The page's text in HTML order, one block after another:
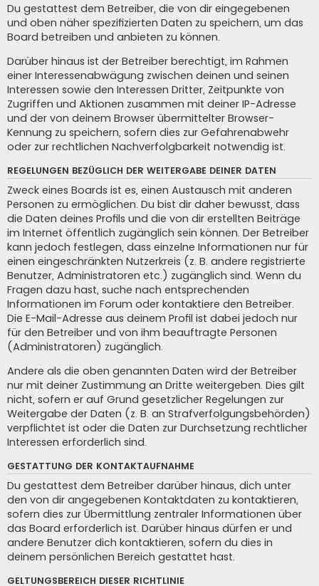
Du gestattest dem Betreiber, die von dir eingegebenen
und oben näher spezifizierten Daten zu speichern, um das
Board betreiben und anbieten zu können.
Darüber hinaus ist der Betreiber berechtigt, im Rahmen
einer Interessenabwägung zwischen deinen und seinen
Interessen sowie den Interessen Dritter, Zeitpunkte von
Zugriffen und Aktionen zusammen mit deiner IP-Adresse
und der von deinem Browser übermittelter Browser-
Kennung zu speichern, sofern dies zur Gefahrenabwehr
oder zur rechtlichen Nachverfolgbarkeit notwendig ist.
REGELUNGEN BEZÜGLICH DER WEITERGABE DEINER DATEN
Zweck eines Boards ist es, einen Austausch mit anderen
Personen zu ermöglichen. Du bist dir daher bewusst, dass
die Daten deines Profils und die von dir erstellten Beiträge
im Internet öffentlich zugänglich sein können. Der Betreiber
kann jedoch festlegen, dass einzelne Informationen nur für
einen eingeschränkten Nutzerkreis (z. B. andere registrierte
Benutzer, Administratoren etc.) zugänglich sind. Wenn du
Fragen dazu hast, suche nach entsprechenden
Informationen im Forum oder kontaktiere den Betreiber.
Die E-Mail-Adresse aus deinem Profil ist dabei jedoch nur
für den Betreiber und von ihm beauftragte Personen
(Administratoren) zugänglich.
Andere als die oben genannten Daten wird der Betreiber
nur mit deiner Zustimmung an Dritte weitergeben. Dies gilt
nicht, sofern er auf Grund gesetzlicher Regelungen zur
Weitergabe der Daten (z. B. an Strafverfolgungsbehörden)
verpflichtet ist oder die Daten zur Durchsetzung rechtlicher
Interessen erforderlich sind.
GESTATTUNG DER KONTAKTAUFNAHME
Du gestattest dem Betreiber darüber hinaus, dich unter
den von dir angegebenen Kontaktdaten zu kontaktieren,
sofern dies zur Übermittlung zentraler Informationen über
das Board erforderlich ist. Darüber hinaus dürfen er und
andere Benutzer dich kontaktieren, sofern du dies in
deinem persönlichen Bereich gestattet hast.
GELTUNGSBEREICH DIESER RICHTLINIE